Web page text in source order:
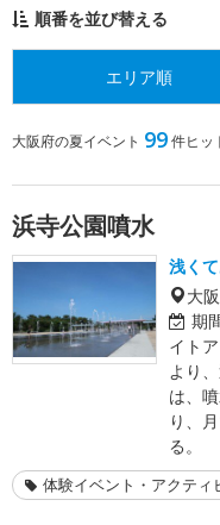
順番を並び替える
エリア順
大阪府の夏イベント 99件ヒッ
浜寺公園噴水
浅く
大
期
イト
より
は、
り、
る。
体験イベント・アクティ